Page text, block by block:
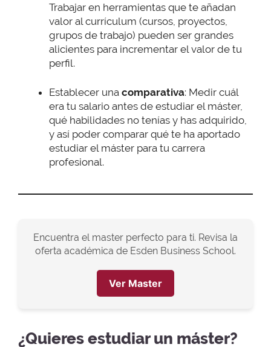
Trabajar en herramientas que te añadan
valor al currículum (cursos, proyectos,
grupos de trabajo) pueden ser grandes
alicientes para incrementar el valor de tu
perfil.
Establecer una comparativa: Medir cuál
era tu salario antes de estudiar el máster,
qué habilidades no tenías y has adquirido,
y así poder comparar qué te ha aportado
estudiar el máster para tu carrera
profesional.
Encuentra el master perfecto para ti. Revisa la
oferta académica de Esden Business School.
Ver Master
¿Quieres estudiar un máster?